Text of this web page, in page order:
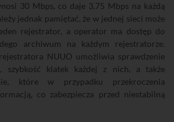
30 Mbps, co daje 3,75 Mbps na każdą
jednak pamiętać, że w jednej sieci może
rejestrator, a operator ma dostęp do
archiwum na każdym rejestratorze.
NUUO umożliwia sprawdzenie
szybkość klatek każdej z nich, a także
które w przypadku przekroczenia
co zabezpiecza przed niestabilną